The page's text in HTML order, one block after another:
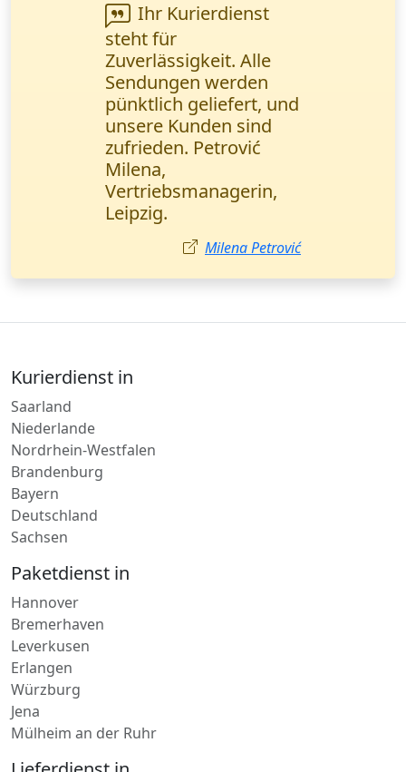
Wanderfalke Kurier
ist super zuverlässig!
Wichtige
Geschäftsunterlagen
wurden in einem
halben Tag direkt
übergeben. Ich
empfehle sie jedem!
Ayşe Yılmaz
Niederlande
Nordrhein-Westfalen
Brandenburg
Bayern
Deutschland
Sachsen
Paketdienst in
Bremerhaven
Leverkusen
Erlangen
Würzburg
Jena
Mülheim an der Ruhr
Lieferdienst in